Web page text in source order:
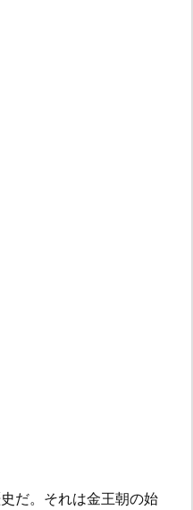
だ。それは金王朝の始